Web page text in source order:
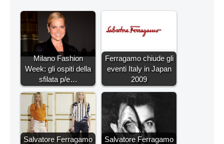
Milano Fashion
Week: gli ospiti della
sfilata p/e…
Ferragamo chiude gli
eventi Italy in Japan
2009
Salvatore Ferragamo
Salvatore Ferragamo